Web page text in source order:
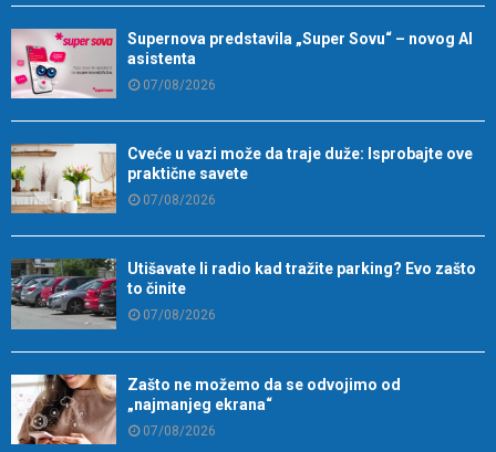
Supernova predstavila „Super Sovu“ – novog AI
asistenta
07/08/2026
Cveće u vazi može da traje duže: Isprobajte ove
praktične savete
07/08/2026
Utišavate li radio kad tražite parking? Evo zašto
to činite
07/08/2026
Zašto ne možemo da se odvojimo od
„najmanjeg ekrana“
07/08/2026